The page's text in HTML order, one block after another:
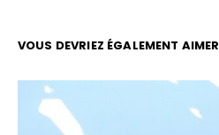
VOUS DEVRIEZ ÉGALEMENT AIMER